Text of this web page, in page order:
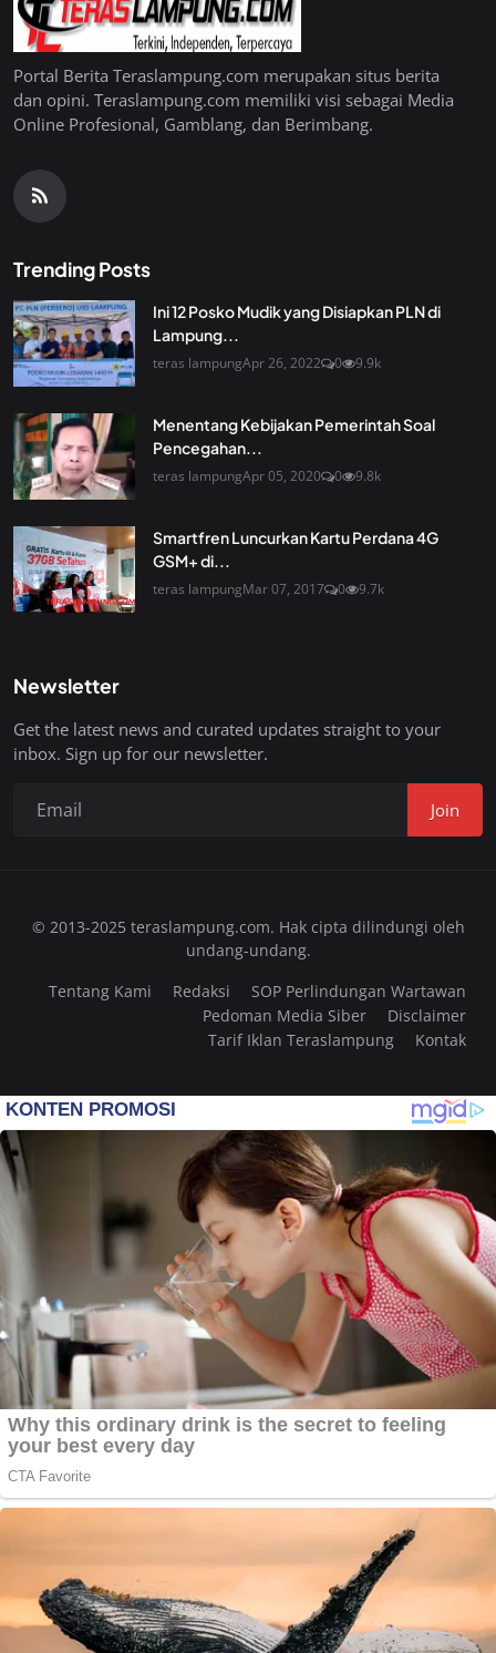
Portal Berita Teraslampung.com merupakan situs berita
dan opini. Teraslampung.com memiliki visi sebagai Media
Online Profesional, Gamblang, dan Berimbang.
Trending Posts
Ini 12 Posko Mudik yang Disiapkan PLN di
Lampung...
teras lampungApr 26, 2022 0 9.9k
Menentang Kebijakan Pemerintah Soal
Pencegahan...
teras lampungApr 05, 2020 0 9.8k
Smartfren Luncurkan Kartu Perdana 4G
GSM+ di...
teras lampungMar 07, 2017 0 9.7k
Newsletter
Get the latest news and curated updates straight to your
inbox. Sign up for our newsletter.
Join
© 2013-2025 teraslampung.com. Hak cipta dilindungi oleh
undang-undang.
Tentang Kami
Redaksi
SOP Perlindungan Wartawan
Pedoman Media Siber
Disclaimer
Tarif Iklan Teraslampung
Kontak